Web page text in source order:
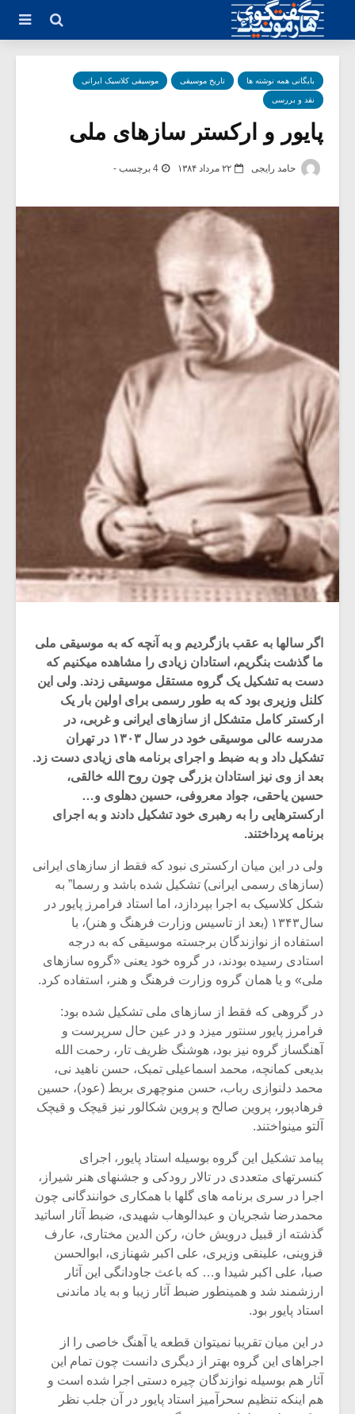
بایگانی همه نوشته ها تاریخ موسیقی موسیقی کلاسیک ایرانی
نقد و بررسی
پایور و ارکستر سازهای ملی
حامد رایجی ۲۲ مرداد ۱۳۸۴ 4 برچسب -
اگر سالها به عقب بازگردیم و به آنچه که به موسیقی ملی
ما گذشت بنگریم، استادان زیادی را مشاهده میکنیم که
دست به تشکیل یک گروه مستقل موسیقی زدند. ولی این
کلنل وزیری بود که به طور رسمی برای اولین بار یک
ارکستر کامل متشکل از سازهای ایرانی و غربی، در
مدرسه عالی موسیقی خود در سال ۱۳۰۳ در تهران
تشکیل داد و به ضبط و اجرای برنامه های زیادی دست زد.
بعد از وی نیز استادان بزرگی چون روح الله خالقی،
حسین یاحقی، جواد معروفی، حسین دهلوی و…
ارکسترهایی را به رهبری خود تشکیل دادند و به اجرای
برنامه پرداختند.
ولی در این میان ارکستری نبود که فقط از سازهای ایرانی
(سازهای رسمی ایرانی) تشکیل شده باشد و رسما” به
شکل کلاسیک به اجرا بپردازد، اما استاد فرامرز پایور در
سال۱۳۴۳ (بعد از تاسیس وزارت فرهنگ و هنر)، با
استفاده از نوازندگان برجسته موسیقی که به درجه
استادی رسیده بودند، در گروه خود یعنی «گروه سازهای
ملی» و یا همان گروه وزارت فرهنگ و هنر، استفاده کرد.
در گروهی که فقط از سازهای ملی تشکیل شده بود:
فرامرز پایور سنتور میزد و در عین حال سرپرست و
آهنگساز گروه نیز بود، هوشنگ ظریف تار، رحمت الله
بدیعی کمانچه، محمد اسماعیلی تمبک، حسن ناهید نی،
محمد دلنوازی رباب، حسن منوچهری بربط (عود)، حسین
فرهادپور، پروین صالح و پروین شکالور نیز قیچک و قیچک
آلتو مینواختند.
پیامد تشکیل این گروه بوسیله استاد پایور، اجرای
کنسرتهای متعددی در تالار رودکی و جشنهای هنر شیراز،
اجرا در سری برنامه های گلها با همکاری خوانندگانی چون
محمدرضا شجریان و عبدالوهاب شهیدی، ضبط آثار اساتید
گذشته از قبیل درویش خان، رکن الدین مختاری، عارف
قزوینی، علینقی وزیری، علی اکبر شهنازی، ابوالحسن
صبا، علی اکبر شیدا و… که باعث جاودانگی این آثار
ارزشمند شد و همینطور ضبط آثار زیبا و به یاد ماندنی
استاد پایور بود.
در این میان تقریبا نمیتوان قطعه یا آهنگ خاصی را از
اجراهای این گروه بهتر از دیگری دانست چون تمام این
آثار هم بوسیله نوازندگان چیره دستی اجرا شده است و
هم اینکه تنظیم سحرآمیز استاد پایور در آن جلب نظر
میکلوش روژا
یادداشتی بر موسیقی
متن فیلم «متری
شیش و نیم»
اگر نمی توانی
بدنام ترین باش
موریس ژار
سکانسی